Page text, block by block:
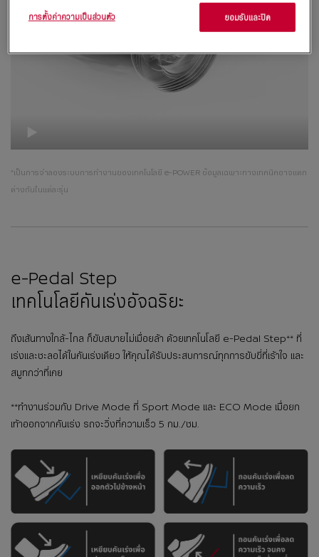
*เป็นการจำลองระบบการทำงานของเทคโนโลยี e-POWER ข้อมูลเฉพาะทางเทคนิคอาจแตก
ต่างกันในแต่ละรุ่น​ ​
เทคโนโลยีคันเร่งอัจฉริยะ
e-Pedal Step
ถึงเส้นทางใกล้-ไกล ก็ขับสบายไม่เมื่อยล้า ด้วยเทคโนโลยี e-Pedal Step** ที่
เร่งและชะลอได้ในคันเร่งเดียว ให้คุณได้รับประสบการณ์ทุกการขับขี่ที่เร้าใจ และ
สมูทกว่าที่เคย
**ทำงานร่วมกับ Drive Mode ที่ Sport Mode และ ECO Mode เมื่อยก
เท้าออกจากคันเร่ง รถจะวิ่งที่ความเร็ว 5 กม./ชม.
ยอมรับและปิด
การตั้งค่าความเป็นส่วนตัว